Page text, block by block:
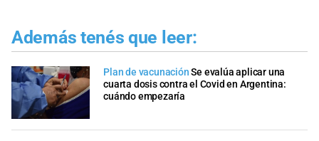
Además tenés que leer:
Plan de vacunación Se evalúa aplicar una
cuarta dosis contra el Covid en Argentina:
cuándo empezaría